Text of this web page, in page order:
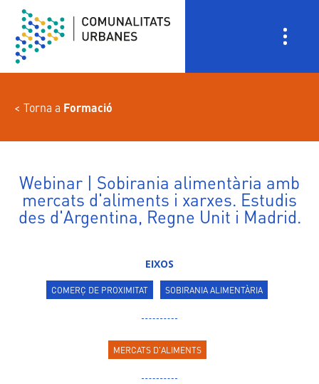
contingut
Torna a Formació
Webinar | Sobirania alimentària amb
mercats d'aliments i xarxes. Estudis
des d'Argentina, Regne Unit i Madrid.
EIXOS
COMERÇ DE PROXIMITAT SOBIRANIA ALIMENTÀRIA
MERCATS D'ALIMENTS